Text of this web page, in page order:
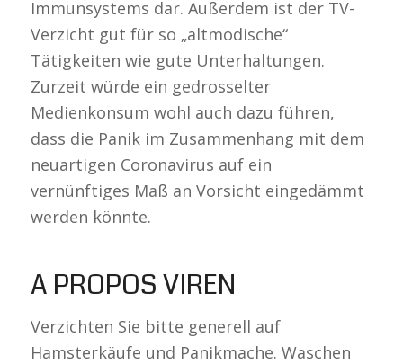
Immunsystems dar. Außerdem ist der TV-
Verzicht gut für so „altmodische“
Tätigkeiten wie gute Unterhaltungen.
Zurzeit würde ein gedrosselter
Medienkonsum wohl auch dazu führen,
dass die Panik im Zusammenhang mit dem
neuartigen Coronavirus auf ein
vernünftiges Maß an Vorsicht eingedämmt
werden könnte.
A PROPOS VIREN
Verzichten Sie bitte generell auf
Hamsterkäufe und Panikmache. Waschen